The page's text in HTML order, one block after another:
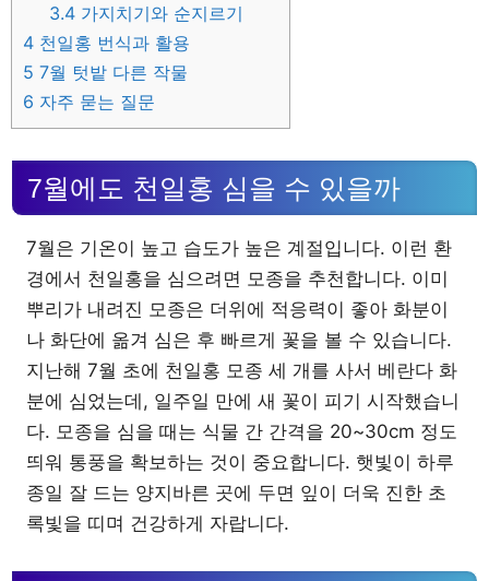
3.4 가지치기와 순지르기
4 천일홍 번식과 활용
5 7월 텃밭 다른 작물
6 자주 묻는 질문
7월에도 천일홍 심을 수 있을까
7월은 기온이 높고 습도가 높은 계절입니다. 이런 환
경에서 천일홍을 심으려면 모종을 추천합니다. 이미
뿌리가 내려진 모종은 더위에 적응력이 좋아 화분이
나 화단에 옮겨 심은 후 빠르게 꽃을 볼 수 있습니다.
지난해 7월 초에 천일홍 모종 세 개를 사서 베란다 화
분에 심었는데, 일주일 만에 새 꽃이 피기 시작했습니
다. 모종을 심을 때는 식물 간 간격을 20~30cm 정도
띄워 통풍을 확보하는 것이 중요합니다. 햇빛이 하루
종일 잘 드는 양지바른 곳에 두면 잎이 더욱 진한 초
록빛을 띠며 건강하게 자랍니다.